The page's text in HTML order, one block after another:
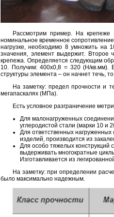
Рассмотрим пример. На крепеже
номинальное временное
нагрузке, необходимо 8 умножить на
значения, элемент выдержит. Второе
крепежа. Определяется следующим
10. Получим: 400х0,8 = 320 (Н/кв.мм).
структуры элемента – он начнет течь,
На заметку: предел прочности и
мегапаскалях (МПа).
Есть условное разграничение
Для малонагруженных
углеродистой стали (марки 10 и
Для ответственных
изделий, производится из
Для особо тяжелых конструкций
выдерживать многократные
Изготавливается из
На заметку: при определении
было максимально надежным.